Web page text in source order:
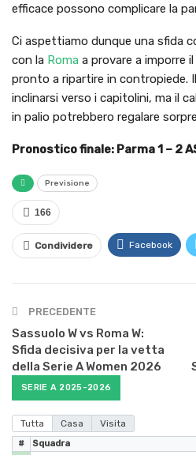
efficace possono complicare la
Ci aspettiamo dunque una sfida
con la Roma a provare a imporre
pronto a ripartire in contropiede.
inclinarsi verso i capitolini, ma il
in palio potrebbero regalare
Pronostico finale: Parma 1 – 2
Previsione
166
Condividere Facebook
PRECEDENTE
Sassuolo W vs Roma W:
Sfida decisiva per la vetta
della Serie A Women 2026
SERIE A 2025-2026
Tutta Casa Visita
# Squadra